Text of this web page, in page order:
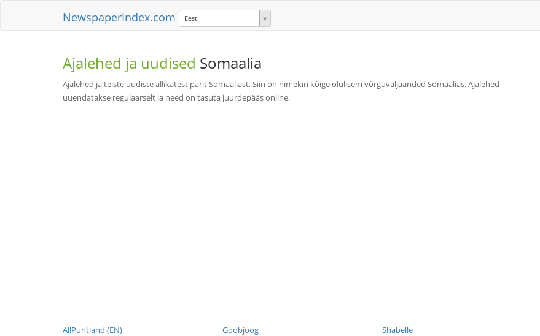
NewspaperIndex.com Eesti
Ajalehed ja uudised Somaalia
Ajalehed ja teiste uudiste allikatest pärit Somaaliast. Siin on nimekiri kõige olulisem võrguväljaanded Somaalias. Ajalehed
uuendatakse regulaarselt ja need on tasuta juurdepääs online.
AllPuntland (EN)
Goobjoog
Shabelle